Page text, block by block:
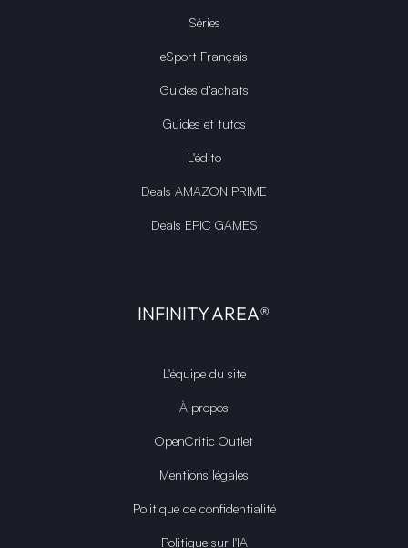
Séries
eSport Français
Guides d’achats
Guides et tutos
L'édito
Deals AMAZON PRIME
Deals EPIC GAMES
INFINITY AREA®
L'équipe du site
À propos
OpenCritic Outlet
Mentions légales
Politique de confidentialité
Politique sur l'IA